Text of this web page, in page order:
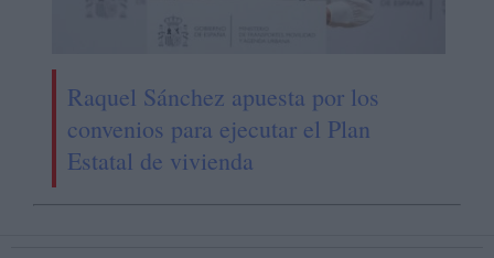
Raquel Sánchez apuesta por los
convenios para ejecutar el Plan
Estatal de vivienda